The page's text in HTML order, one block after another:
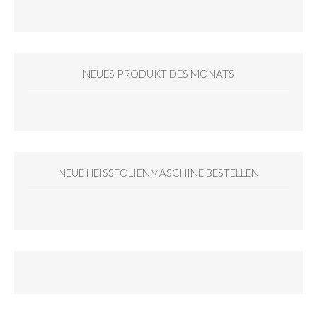
NEUES PRODUKT DES MONATS
NEUE HEISSFOLIENMASCHINE BESTELLEN